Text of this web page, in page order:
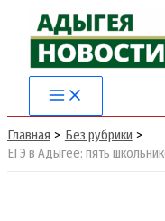
Перейти
содержимому
Главная
Без рубрики
ЕГЭ в Адыгее: пять